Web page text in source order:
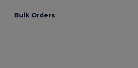
Bulk Orders